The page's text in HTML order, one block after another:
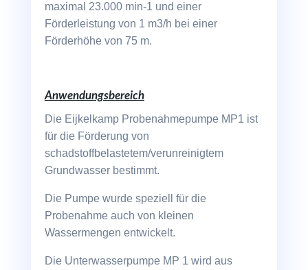
maximal 23.000 min-1 und einer
Förderleistung von 1 m3/h bei einer
Förderhöhe von 75 m.
Anwendungsbereich
Die Eijkelkamp Probenahmepumpe MP1 ist
für die Förderung von
schadstoffbelastetem/verunreinigtem
Grundwasser bestimmt.
Die Pumpe wurde speziell für die
Probenahme auch von kleinen
Wassermengen entwickelt.
Die Unterwasserpumpe MP 1 wird aus